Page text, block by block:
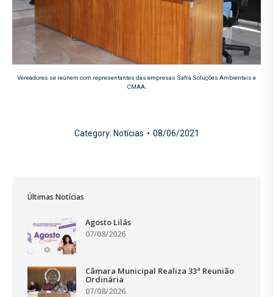
Vereadores se reúnem com representantes das empresas Safra Soluções Ambientais e
CMAA.
Category: Notícias 08/06/2021
Últimas Notícias
Agosto Lilás
07/08/2026
Câmara Municipal Realiza 33ª Reunião
Ordinária
07/08/2026